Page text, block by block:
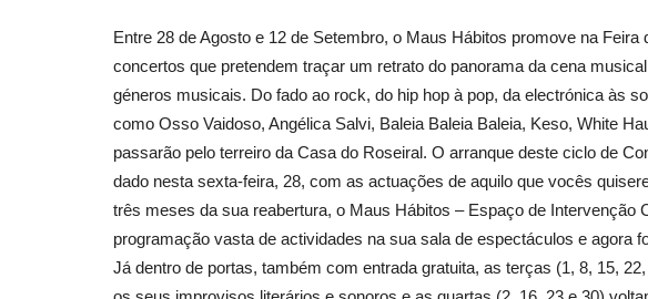
Entre 28 de Agosto e 12 de Setembro, o Maus Hábitos promove na Feira
concertos que pretendem traçar um retrato do panorama da cena
géneros musicais. Do fado ao rock, do hip hop à pop, da electrónica às
como Osso Vaidoso, Angélica Salvi, Baleia Baleia Baleia, Keso, White
passarão pelo terreiro da Casa do Roseiral. O arranque deste ciclo de
dado nesta sexta-feira, 28, com as actuações de aquilo que vocês
três meses da sua reabertura, o Maus Hábitos – Espaço de Intervenção
programação vasta de actividades na sua sala de espectáculos e agora
Já dentro de portas, também com entrada gratuita, as terças (1, 8, 15,